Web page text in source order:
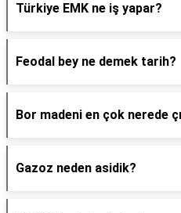
Türkiye EMK ne iş yapar?
Feodal bey ne demek tarih?
Bor madeni en çok nerede
Gazoz neden asidik?